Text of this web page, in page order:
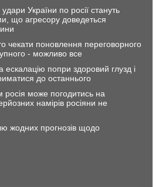
України по росії стануть
що агресору доведеться
чекати поновлення переговорного
- можливо все
ескалацію попри здоровий глузд і
до останнього
може погодитись на
намірів росіяни не
жодних прогнозів щодо